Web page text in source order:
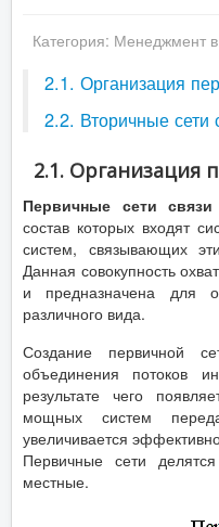
Категория: Менеджмент
2.1. Организация
2.2. Вторичные сети
2.1. Организация
Первичные сети связи
состав которых входят
систем, связывающих
Данная совокупность
и предназначена для
различного вида.
Создание первичной
объединения потоков
результате чего
мощных систем
увеличивается
Первичные сети
местные.